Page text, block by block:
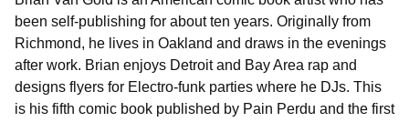
been self-publishing for about ten years. Originally from
Richmond, he lives in Oakland and draws in the evenings
after work. Brian enjoys Detroit and Bay Area rap and
designs flyers for Electro-funk parties where he DJs. This
is his fifth comic book published by Pain Perdu and the first